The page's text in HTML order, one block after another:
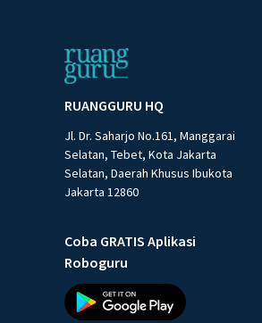
RUANGGURU HQ
Jl. Dr. Saharjo No.161, Manggarai
Selatan, Tebet, Kota Jakarta
Selatan, Daerah Khusus Ibukota
Jakarta 12860
Coba GRATIS Aplikasi
Roboguru